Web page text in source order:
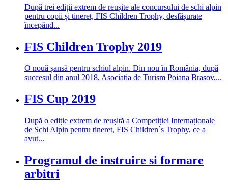
După trei ediții extrem de reușite ale concursului de schi alpin
pentru copii și tineret, FIS Children Trophy, desfășurate
începând...
FIS Children Trophy 2019
O nouă șansă pentru schiul alpin. Din nou în România, după
succesul din anul 2018, Asociația de Turism Poiana Brașov,...
FIS Cup 2019
După o ediție extrem de reușită a Competiției Internaționale
de Schi Alpin pentru tineret, FIS Children`s Trophy, ce a
avut...
Programul de instruire si formare
arbitri